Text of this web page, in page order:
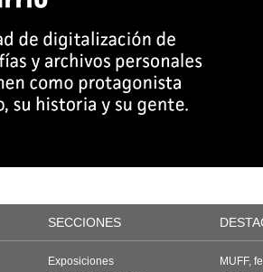
SECCIONES
Exposiciones
MUFF,